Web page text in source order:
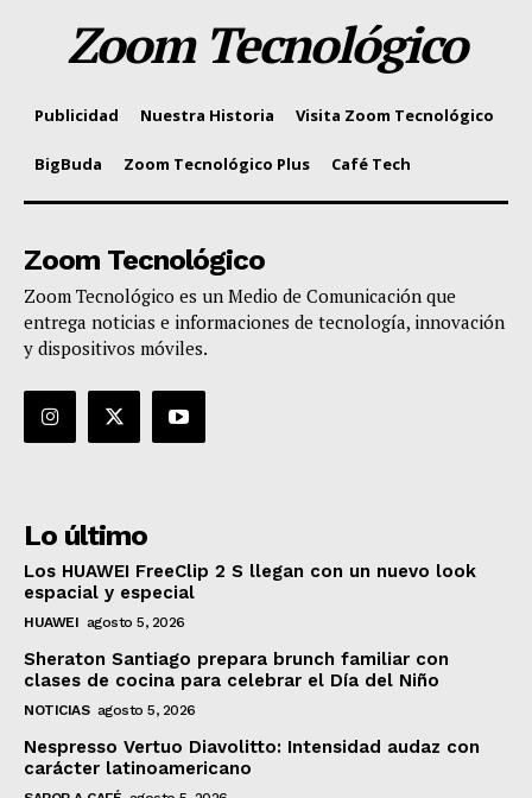
Zoom Tecnológico
Publicidad Nuestra Historia Visita Zoom Tecnológico
BigBuda Zoom Tecnológico Plus Café Tech
Zoom Tecnológico
Zoom Tecnológico es un Medio de Comunicación que
entrega noticias e informaciones de tecnología, innovación
y dispositivos móviles.
Lo último
Los HUAWEI FreeClip 2 S llegan con un nuevo look
espacial y especial
HUAWEI agosto 5, 2026
Sheraton Santiago prepara brunch familiar con
clases de cocina para celebrar el Día del Niño
NOTICIAS agosto 5, 2026
Nespresso Vertuo Diavolitto: Intensidad audaz con
carácter latinoamericano